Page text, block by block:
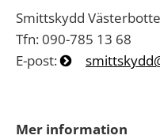
Smittskydd
Tfn: 090-785 13 68
E-post:
Mer information